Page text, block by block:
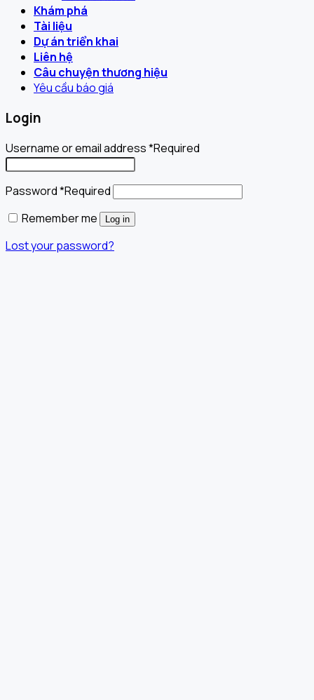
Khám phá
Tài liệu
Dự án triển khai
Liên hệ
Câu chuyện thương hiệu
Yêu cầu báo giá
Login
Username or email address*Required
Password*Required
Remember me
Log in
Lost your password?